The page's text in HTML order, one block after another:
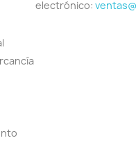
electrónico: